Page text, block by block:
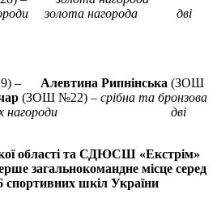
золота нагорода дві
– Алевтина Рипнінська (ЗОШ
(ЗОШ №22) – срібна та бронзова
нагороди дві
області та СДЮСШ «Екстрім»
загальнокомандне місце серед
спортивних шкіл України